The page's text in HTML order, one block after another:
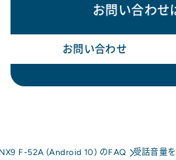
お問い合わせ
お問い合わせ
F-52A (Android 10) のFAQ 受話音量